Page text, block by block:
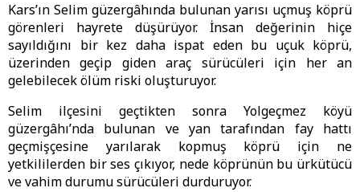
Kars’ın Selim güzergâhında bulunan yarısı uçmuş köprü
görenleri hayrete düşürüyor. İnsan değerinin hiçe
sayıldığını bir kez daha ispat eden bu uçuk köprü,
üzerinden geçip giden araç sürücüleri için her an
gelebilecek ölüm riski oluşturuyor.
Selim ilçesini geçtikten sonra Yolgeçmez köyü
güzergâhı’nda bulunan ve yan tarafından fay hattı
geçmişçesine yarılarak kopmuş köprü için ne
yetkililerden bir ses çıkıyor, nede köprünün bu ürkütücü
ve vahim durumu sürücüleri durduruyor.